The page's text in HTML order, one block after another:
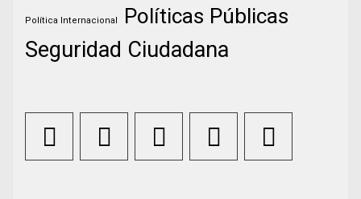
Política Internacional Políticas Públicas
Seguridad Ciudadana